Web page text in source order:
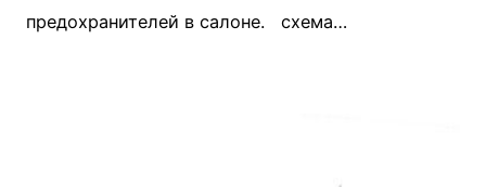
предохранителей в салоне. схема…